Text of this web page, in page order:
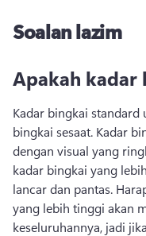
Soalan lazim
Apakah kadar
Kadar bingkai standard
bingkai sesaat. Kadar
dengan visual yang
kadar bingkai yang
lancar dan pantas.
yang lebih tinggi akan
keseluruhannya, jadi